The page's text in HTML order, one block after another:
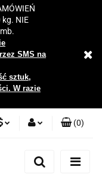
kg. NIE
SMS na
sztuk,
W razie
Zaloguj się
(0)